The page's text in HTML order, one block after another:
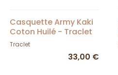
Casquette Army Kaki
Coton Huilé - Traclet
Traclet
33,00 €